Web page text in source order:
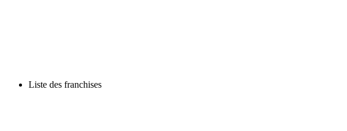
Liste des franchises